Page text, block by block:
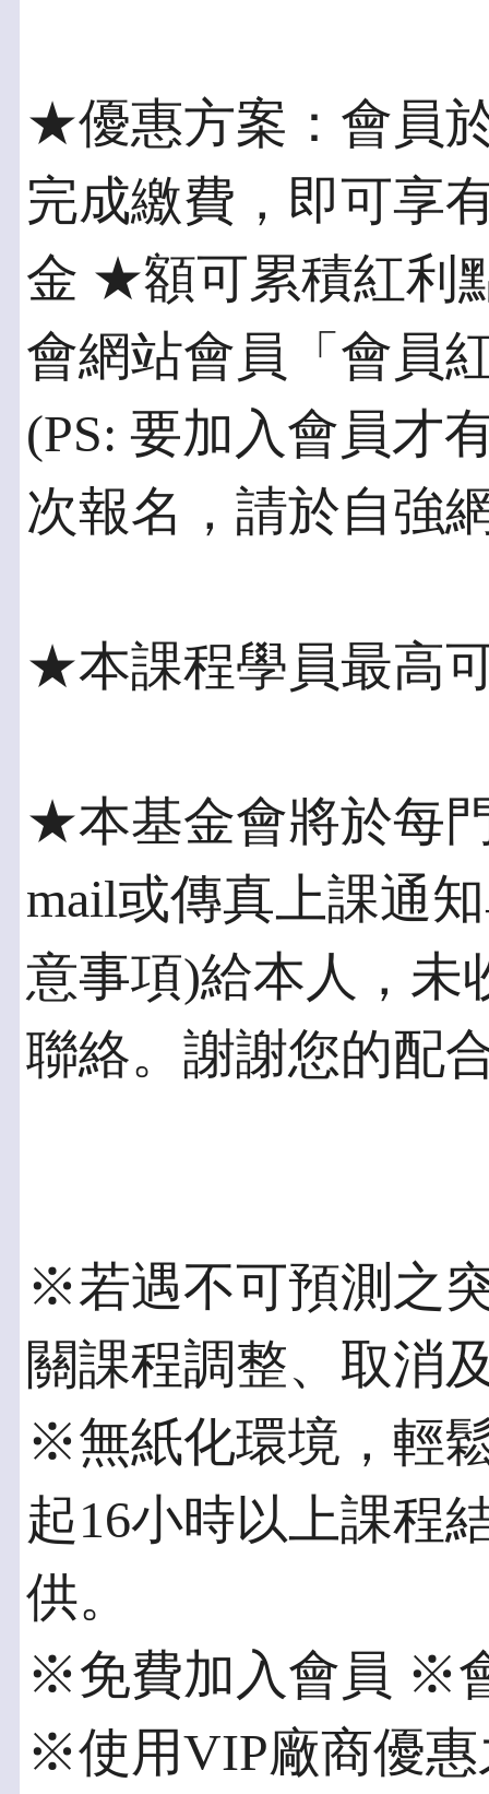
★優惠方案：會員
完成繳費，即可享
金 ★額可累積紅利
會網站會員「會員
(PS: 要加入會員才
次報名，請於自強
★本課程學員最高
★本基金會將於每
mail或傳真上課通
意事項)給本人，未
聯絡。謝謝您的配
※若遇不可預測之
關課程調整、取消
※無紙化環境，輕
起16小時以上課程
供。
※免費加入會員 ※
※使用VIP廠商優